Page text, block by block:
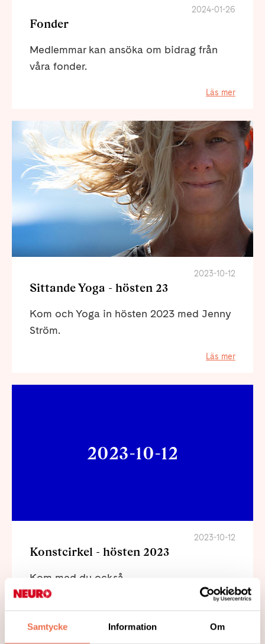
Samtycke Information Om
2024-01-26
Fonder
Medlemmar kan ansöka om bidrag från
våra fonder.
Läs mer
2023-10-12
Sittande Yoga - hösten 23
Kom och Yoga in hösten 2023 med Jenny
Ström.
Läs mer
2023-10-12
2023-10-12
Konstcirkel - hösten 2023
Kom med du också.
Läs mer